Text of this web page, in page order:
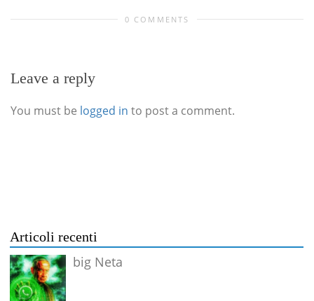
0 COMMENTS
Leave a reply
You must be logged in to post a comment.
Articoli recenti
big Neta